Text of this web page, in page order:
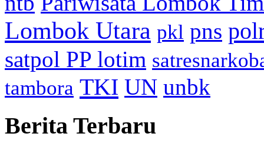
Lombok Utara pkl pns
satpol PP lotim
tambora TKI UN unbk
Berita Terbaru